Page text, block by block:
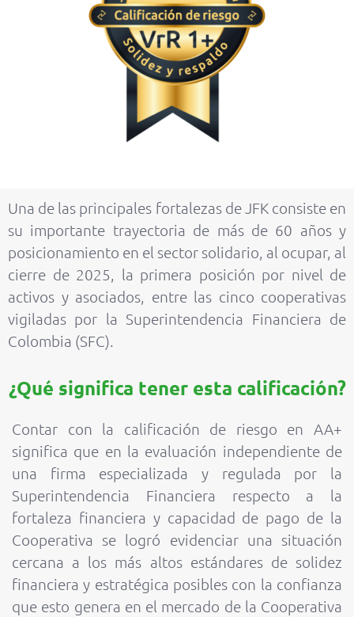
Una de las principales fortalezas de JFK consiste en
su importante trayectoria de más de 60 años y
posicionamiento en el sector solidario, al ocupar, al
cierre de 2025, la primera posición por nivel de
activos y asociados, entre las cinco cooperativas
vigiladas por la Superintendencia Financiera de
Colombia (SFC).
¿Qué significa tener esta calificación?
Contar con la calificación de riesgo en AA+
significa que en la evaluación independiente de
una firma especializada y regulada por la
Superintendencia Financiera respecto a la
fortaleza financiera y capacidad de pago de la
Cooperativa se logró evidenciar una situación
cercana a los más altos estándares de solidez
financiera y estratégica posibles con la confianza
que esto genera en el mercado de la Cooperativa